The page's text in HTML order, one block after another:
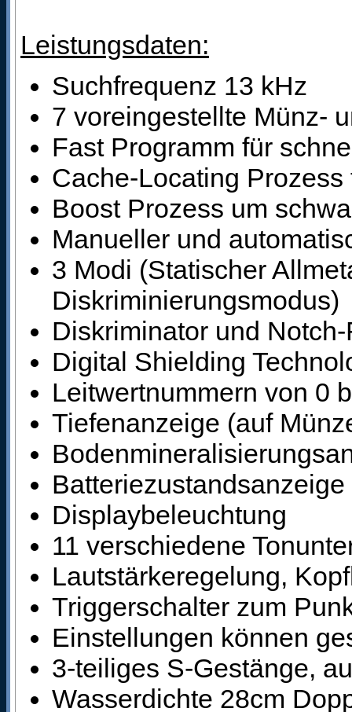
Leistungsdaten:
Suchfrequenz 13 kHz
7 voreingestellte Münz-
Fast Programm für
Cache-Locating
Boost Prozess um
Manueller und
3 Modi (Statischer
Diskriminierungsmodus)
Diskriminator und
Digital Shielding
Leitwertnummern von 0
Tiefenanzeige (auf
Batteriezustandsanzeige
Displaybeleuchtung
11 verschiedene
Lautstärkeregelung,
Triggerschalter zum
Einstellungen können
3-teiliges S-Gestänge,
Wasserdichte 28cm